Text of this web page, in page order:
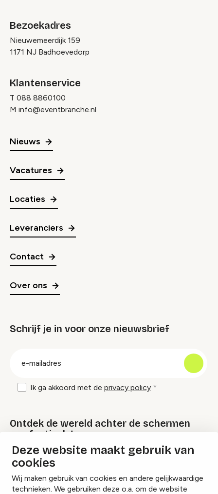
Deze website maakt gebruik van
cookies
Wij maken gebruik van cookies en andere gelijkwaardige
technieken. We gebruiken deze o.a. om de website
Bezoekadres
Nieuwemeerdijk 159
1171 NJ Badhoevedorp
Klantenservice
T 088 8860100
M info@eventbranche.nl
Nieuws
Vacatures
Locaties
Leveranciers
Contact
Over ons
Schrijf je in voor onze nieuwsbrief
Ik ga akkoord met de privacy policy
Ontdek de wereld achter de schermen
van festivals!
Lees onze Festival Specials